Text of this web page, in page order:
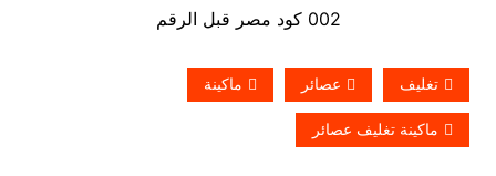
002 كود مصر قبل الرقم
تغليف عصائر ماكينة
ماكينة تغليف عصائر